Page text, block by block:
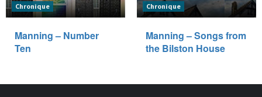
Chronique
Manning – Number
Ten
Chronique
Manning – Songs from
the Bilston House